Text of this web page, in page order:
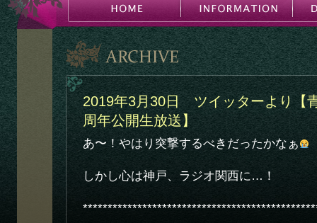
2019年3月30日 ツイッターより【
周年公開生放送】
あ〜！やはり突撃するべきだったかなぁ
しかし心は神戸、ラジオ関西に…！